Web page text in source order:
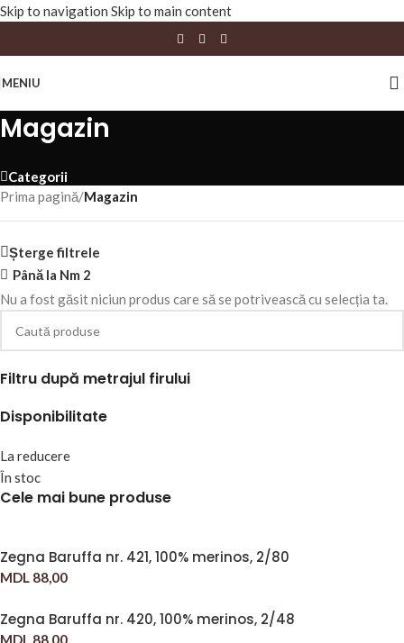
Skip to navigation Skip to main content
MENIU
Magazin
Categorii
Filtru după metrajul firului
Disponibilitate
La reducere
În stoc
Cele mai bune produse
Zegna Baruffa nr. 421, 100% merinos, 2/80
MDL 88,00
Zegna Baruffa nr. 420, 100% merinos, 2/48
MDL 88,00
Prima pagină/Magazin
Șterge filtrele
Până la Nm 2
Nu a fost găsit niciun produs care să se potrivească cu selecția ta.